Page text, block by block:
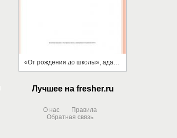
«От рождения до школы», адаптированная по требованиям ФГОС
Лучшее на fresher.ru
О нас
Правила
Обратная связь